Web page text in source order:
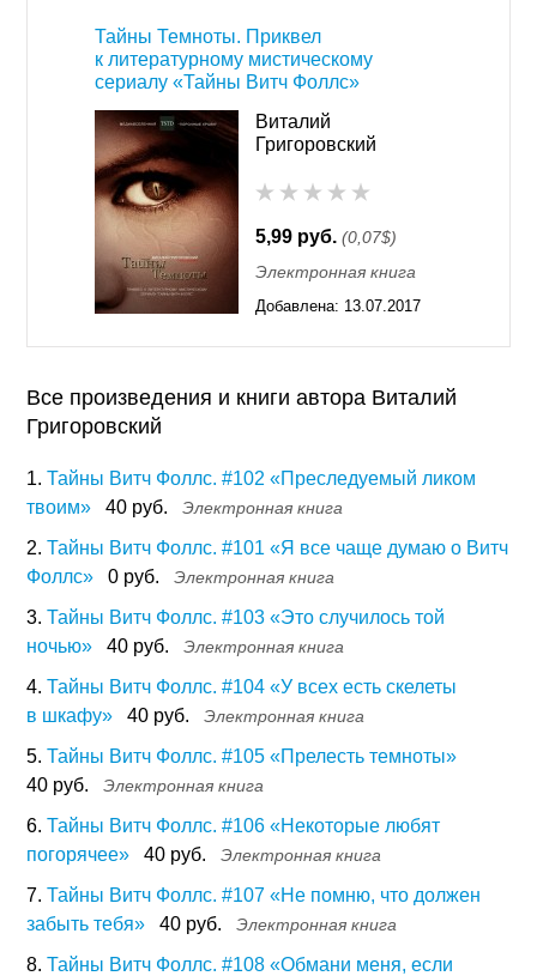
Тайны Темноты. Приквел
к литературному мистическому
сериалу «Тайны Витч Фоллс»
Виталий
Григоровский
5,99 руб. (0,07$)
Электронная книга
Добавлена: 13.07.2017
Все произведения и книги автора Виталий
Григоровский
1. Тайны Витч Фоллс. #102 «Преследуемый ликом
твоим»
40 руб. Электронная книга
2. Тайны Витч Фоллс. #101 «Я все чаще думаю о Витч
Фоллс»
0 руб. Электронная книга
3. Тайны Витч Фоллс. #103 «Это случилось той
ночью»
40 руб. Электронная книга
4. Тайны Витч Фоллс. #104 «У всех есть скелеты
в шкафу»
40 руб. Электронная книга
5. Тайны Витч Фоллс. #105 «Прелесть темноты»
40 руб.
Электронная книга
6. Тайны Витч Фоллс. #106 «Некоторые любят
погорячее»
40 руб. Электронная книга
7. Тайны Витч Фоллс. #107 «Не помню, что должен
забыть тебя»
40 руб. Электронная книга
8. Тайны Витч Фоллс. #108 «Обмани меня, если